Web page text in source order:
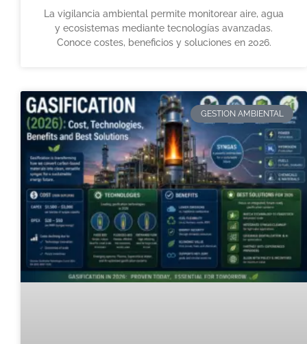
La vigilancia ambiental permite monitorear aire, agua
y ecosistemas mediante tecnologías avanzadas.
Conoce costes, beneficios y soluciones en 2026.
GESTION AMBIENTAL